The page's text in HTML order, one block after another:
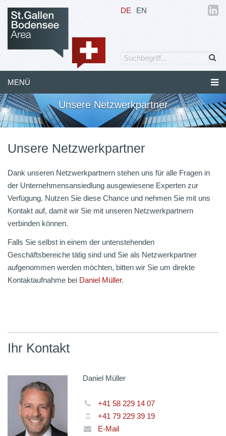
DE EN
MENÜ
Unsere Netzwerkpartner
Unsere Netzwerkpartner
Dank unseren Netzwerkpartnern stehen uns für alle Fragen in
der Unternehmensansiedlung ausgewiesene Experten zur
Verfügung. Nutzen Sie diese Chance und nehmen Sie mit uns
Kontakt auf, damit wir Sie mit unseren Netzwerkpartnern
verbinden können.
Falls Sie selbst in einem der untenstehenden
Geschäftsbereiche tätig sind und Sie als Netzwerkpartner
aufgenommen werden möchten, bitten wir Sie um direkte
Kontaktaufnahme bei Daniel Müller.
Ihr Kontakt
Daniel Müller
+41 58 229 14 07
+41 79 229 39 19
E-Mail